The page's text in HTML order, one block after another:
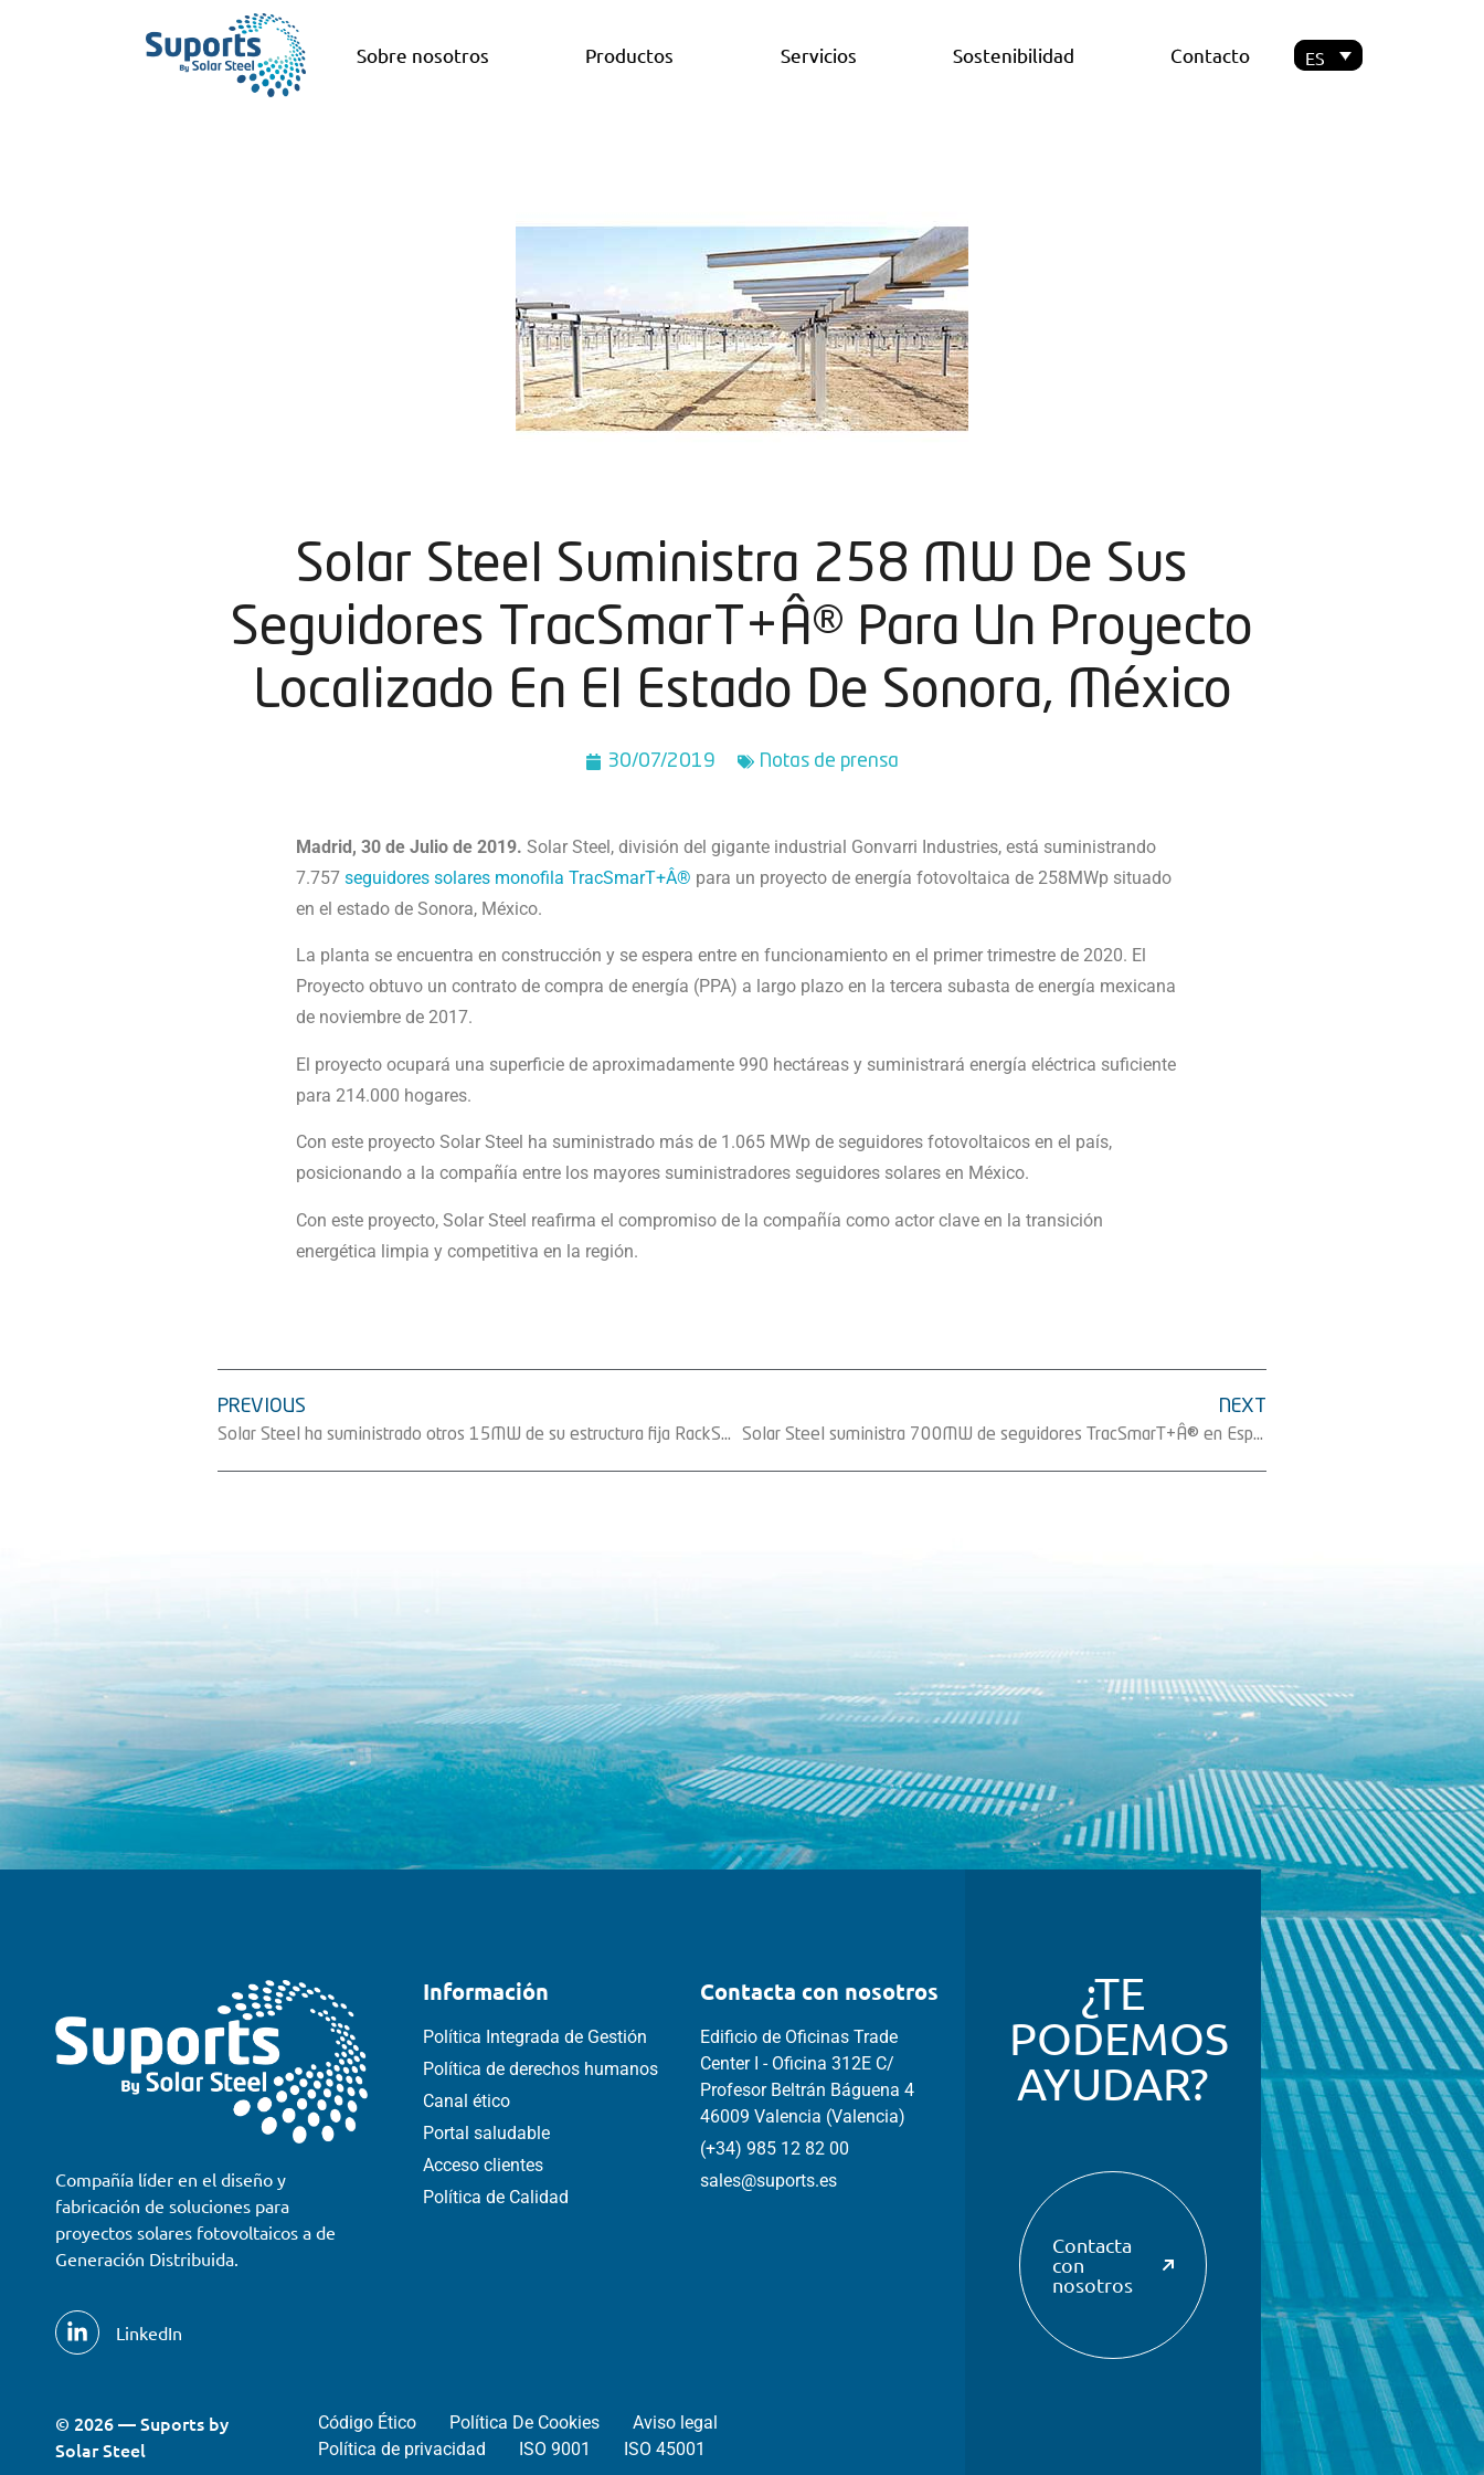
Sobre nosotros Productos Servicios Sostenibilidad Contacto ES
Solar Steel Suministra 258 MW De Sus
Seguidores TracSmarT+Â® Para Un Proyecto
Localizado En El Estado De Sonora, México
30/07/2019 Notas de prensa
Madrid, 30 de Julio de 2019. Solar Steel, división del gigante industrial Gonvarri Industries, está suministrando
7.757seguidores solares monofila TracSmarT+Â® para un proyecto de energí­a fotovoltaica de 258MWp situado
en el estado de Sonora, México.
La planta se encuentra en construcción y se espera entre en funcionamiento en el primer trimestre de 2020. El
Proyecto obtuvo un contrato de compra de energí­a (PPA) a largo plazo en la tercera subasta de energí­a mexicana
de noviembre de 2017.
El proyecto ocupará una superficie de aproximadamente 990 hectáreas y suministrará energí­a eléctrica suficiente
para 214.000 hogares.
Con este proyecto Solar Steel ha suministrado más de 1.065 MWp de seguidores fotovoltaicos en el país,
posicionando a la compañía entre los mayores suministradores seguidores solares en México.
Con este proyecto, Solar Steel reafirma el compromiso de la compañía como actor clave en la transición
energética limpia y competitiva en la región.
PREVIOUS
Solar Steel ha suministrado otros 15MW de su estructura fija RackSmarTÂ® para un proyecto en el Reino de Arabia Saudita
NEXT
Solar Steel suministra 700MW de seguidores TracSmarT+Â® en España durante los 8 primeros meses del año
Compañía líder en el diseño y
fabricación de soluciones para
proyectos solares fotovoltaicos a de
Generación Distribuida.
LinkedIn
Información
Política Integrada de Gestión
Política de derechos humanos
Canal ético
Portal saludable
Acceso clientes
Política de Calidad
Contacta con nosotros
Edificio de Oficinas Trade
Center I - Oficina 312E C/
Profesor Beltrán Báguena 4
46009 Valencia (Valencia)
(+34) 985 12 82 00
sales@suports.es
© 2026 — Suports by
Solar Steel
Código Ético Política De Cookies
Aviso legal
Política de privacidad
ISO 9001 ISO 45001
¿TE
PODEMOS
AYUDAR?
Contacta
con
nosotros